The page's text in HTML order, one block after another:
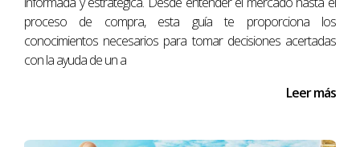
Esto demuestra cómo adaptarse al cambio puede
llevar a nuevas aventuras emocionantes.
proceso de compra, esta guía te proporciona los
conocimientos necesarios para tomar decisiones acertadas
con la ayuda de un a
Leer más